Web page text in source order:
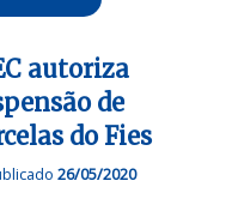
autoriza
de
do Fies
26/05/2020